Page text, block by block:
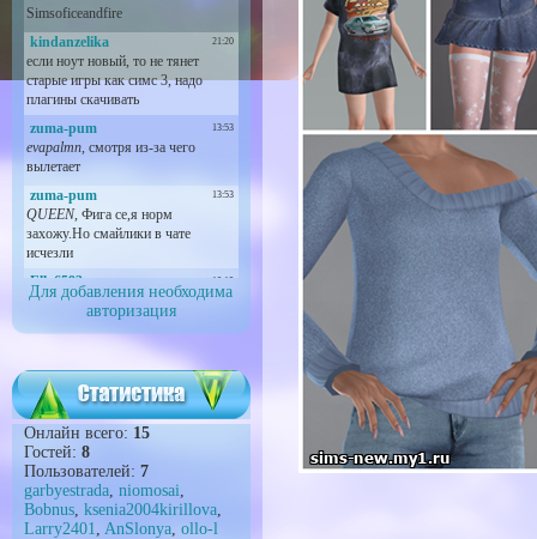
Для добавления необходима
авторизация
Онлайн всего: 15
Гостей: 8
Пользователей: 7
garbyestrada, niomosai,
Bobnus, ksenia2004kirillova,
Larry2401, AnSlonya, ollo-l